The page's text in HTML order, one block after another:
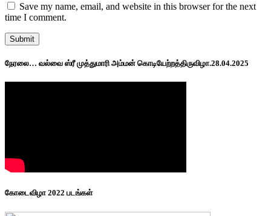
Save my name, email, and website in this browser for the next
time I comment.
நேரலை… வல்வை ஸ்ரீ முத்துமாரி அம்மன் கொடியேற்றத்திருவிழா.28.04.2025
கோடைவிழா 2022 படங்கள்